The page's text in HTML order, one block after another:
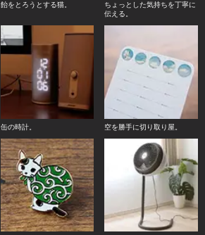
飴をとろうとする猫。
ちょっとした気持ちを丁寧に
伝える。
缶の時計。 空を勝手に切り取り屋。